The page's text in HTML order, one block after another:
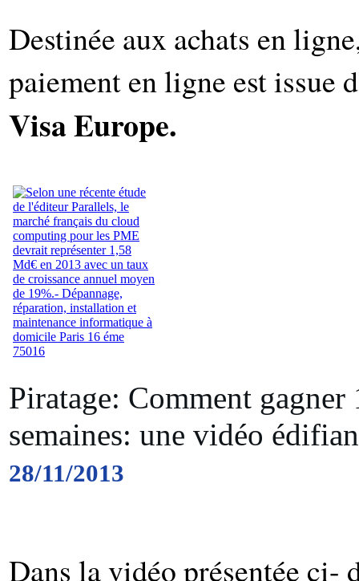
Destinée aux achats en
paiement en ligne est issue
Visa Europe.
Piratage: Comment
semaines: une vidéo
28/11/2013
Dans la vidéo présentée ci-